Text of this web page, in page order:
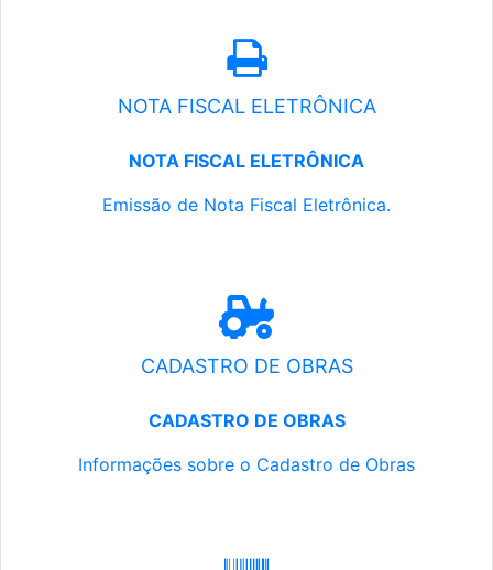
NOTA FISCAL ELETRÔNICA
NOTA FISCAL ELETRÔNICA
Emissão de Nota Fiscal Eletrônica.
CADASTRO DE OBRAS
CADASTRO DE OBRAS
Informações sobre o Cadastro de Obras